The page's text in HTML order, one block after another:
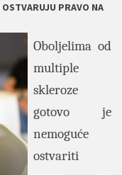
PRAVO NA
Oboljelima od
multiple
skleroze
gotovo je
nemoguće
ostvariti